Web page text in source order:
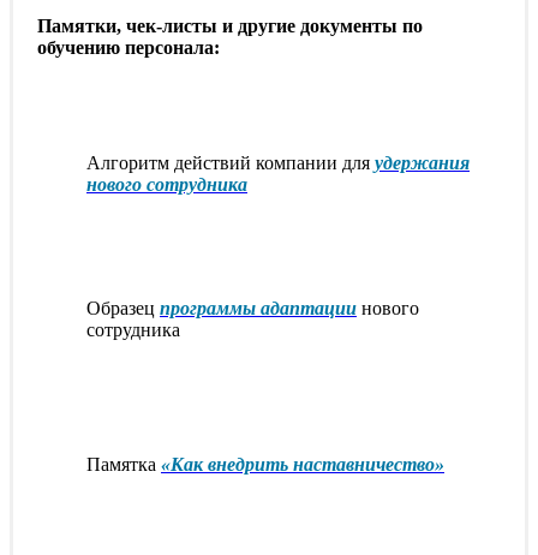
Памятки, чек-листы и другие документы по
обучению персонала:
Алгоритм действий компании для удержания
нового сотрудника
Образец программы адаптации нового
сотрудника
Памятка «Как внедрить наставничество»